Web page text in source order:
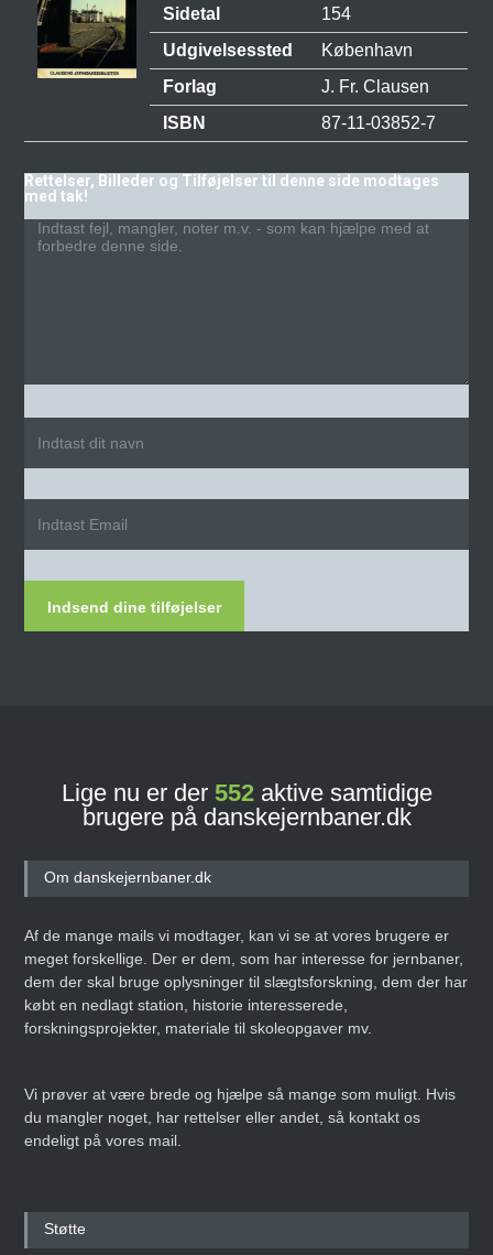
Sidetal
154
Udgivelsessted
København
Forlag
J. Fr. Clausen
ISBN
87-11-03852-7
Rettelser, Billeder og Tilføjelser til denne side modtages
med tak!
Indsend dine tilføjelser
Lige nu er der 552aktive samtidige
brugere på danskejernbaner.dk
Om danskejernbaner.dk
Af de mange mails vi modtager, kan vi se at vores brugere er
meget forskellige. Der er dem, som har interesse for jernbaner,
dem der skal bruge oplysninger til slægtsforskning, dem der har
købt en nedlagt station, historie interesserede,
forskningsprojekter, materiale til skoleopgaver mv.
Vi prøver at være brede og hjælpe så mange som muligt. Hvis
du mangler noget, har rettelser eller andet, så kontakt os
endeligt på vores mail.
Støtte